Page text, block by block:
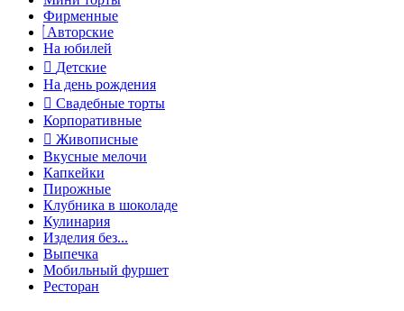
Фирменные
Авторские
На юбилей
Детские
На день рождения
Свадебные торты
Корпоративные
Живописные
Вкусные мелочи
Капкейки
Пирожные
Клубника в шоколаде
Кулинария
Изделия без...
Выпечка
Мобильный фуршет
Ресторан